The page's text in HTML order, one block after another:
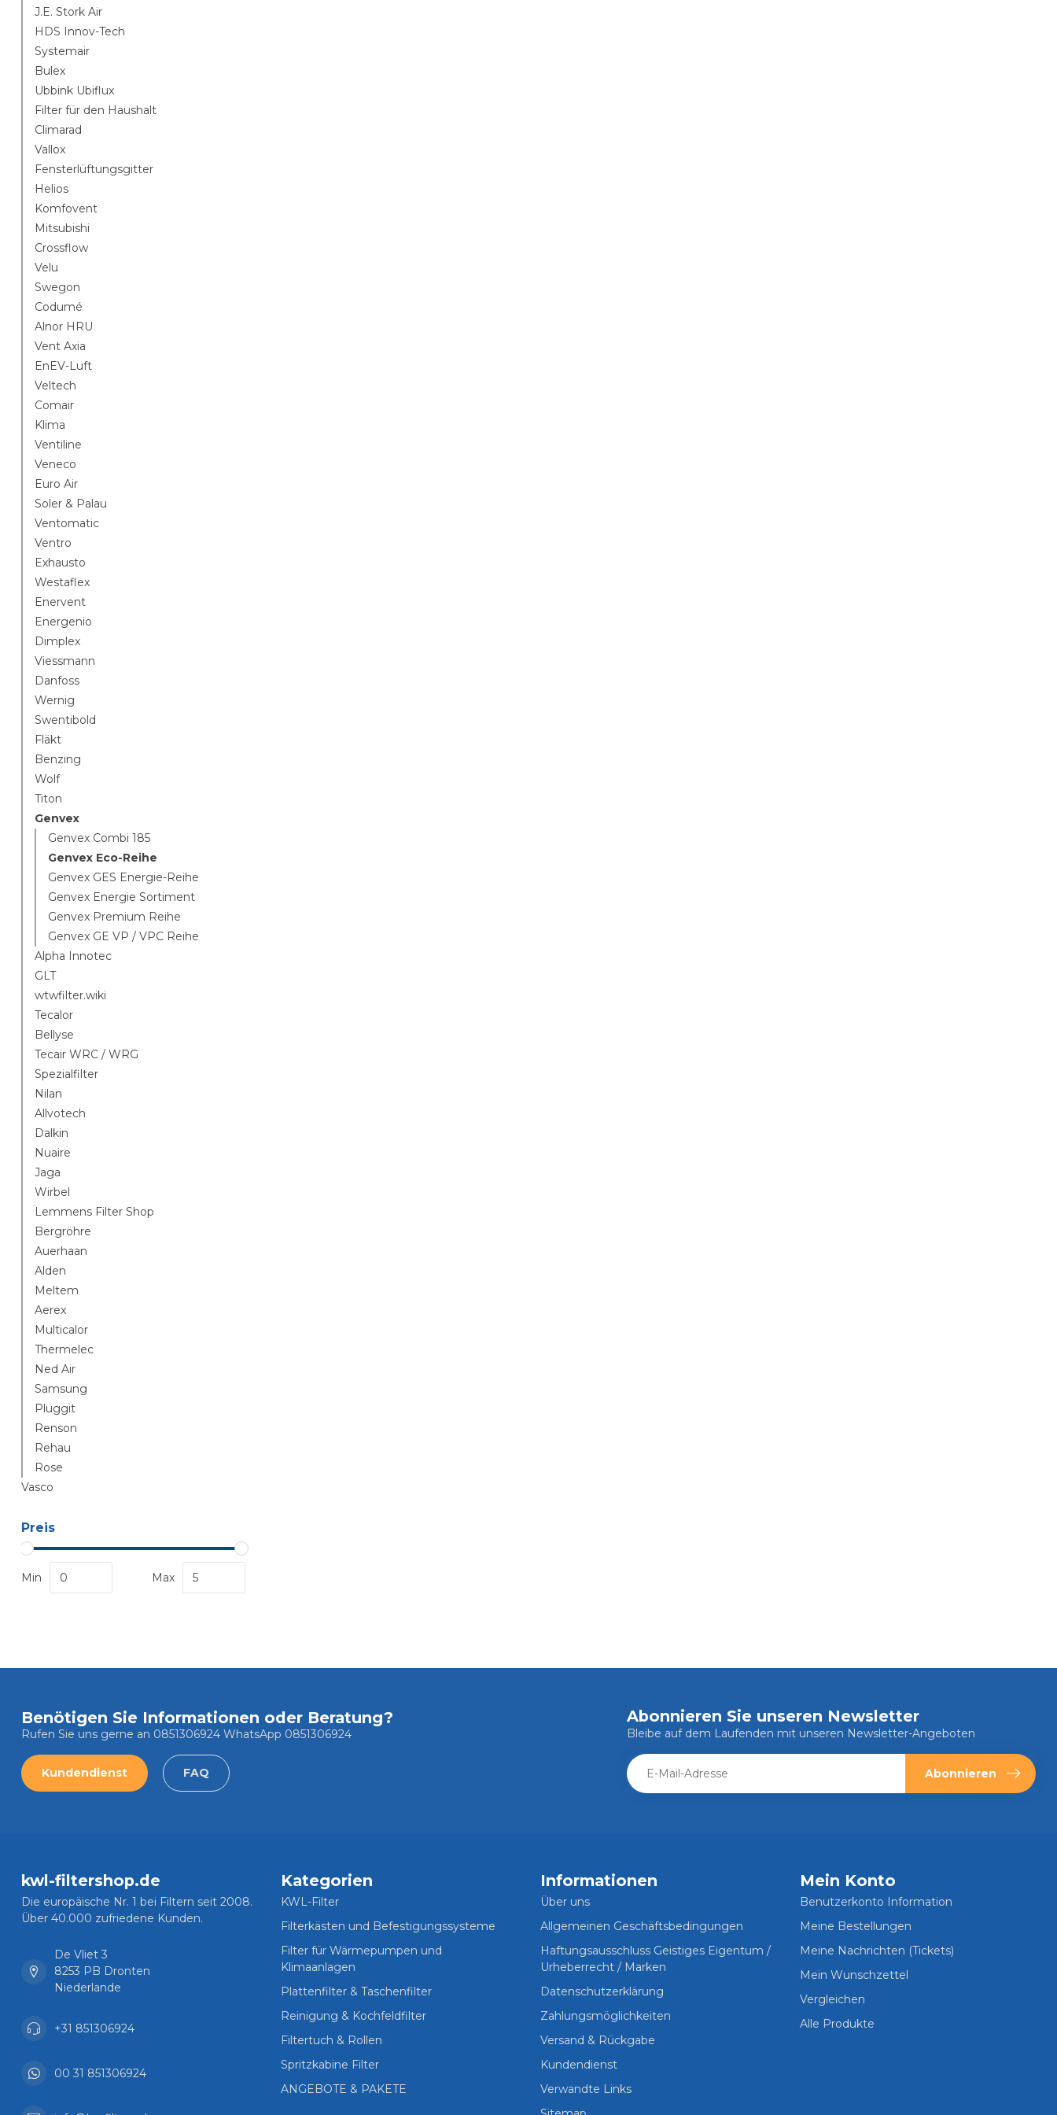
J.E. Stork Air
HDS Innov-Tech
Systemair
Bulex
Ubbink Ubiflux
Filter für den Haushalt
Climarad
Vallox
Fensterlüftungsgitter
Helios
Komfovent
Mitsubishi
Crossflow
Velu
Swegon
Codumé
Alnor HRU
Vent Axia
EnEV-Luft
Veltech
Comair
Klima
Ventiline
Veneco
Euro Air
Soler & Palau
Ventomatic
Ventro
Exhausto
Westaflex
Enervent
Energenio
Dimplex
Viessmann
Danfoss
Wernig
Swentibold
Fläkt
Benzing
Wolf
Titon
Genvex
Genvex Combi 185
Genvex Eco-Reihe
Genvex GES Energie-Reihe
Genvex Energie Sortiment
Genvex Premium Reihe
Genvex GE VP / VPC Reihe
Alpha Innotec
GLT
wtwfilter.wiki
Tecalor
Bellyse
Tecair WRC / WRG
Spezialfilter
Nilan
Allvotech
Dalkin
Nuaire
Jaga
Wirbel
Lemmens Filter Shop
Bergröhre
Auerhaan
Alden
Meltem
Aerex
Multicalor
Thermelec
Ned Air
Samsung
Pluggit
Renson
Rehau
Rose
Vasco
Preis
Min Max
Benötigen Sie Informationen oder Beratung?
Rufen Sie uns gerne an 0851306924 WhatsApp 0851306924
Kundendienst FAQ
Abonnieren Sie unseren Newsletter
Bleibe auf dem Laufenden mit unseren Newsletter-Angeboten
Abonnieren
kwl-filtershop.de
Die europäische Nr. 1 bei Filtern seit 2008.
Über 40.000 zufriedene Kunden.
De Vliet 3
8253 PB Dronten
Niederlande
+31 851306924
00 31 851306924
Kategorien
KWL-Filter
Filterkästen und Befestigungssysteme
Filter für Wärmepumpen und
Klimaanlagen
Plattenfilter & Taschenfilter
Reinigung & Kochfeldfilter
Filtertuch & Rollen
Spritzkabine Filter
ANGEBOTE & PAKETE
Informationen
Über uns
Allgemeinen Geschäftsbedingungen
Haftungsausschluss Geistiges Eigentum /
Urheberrecht / Marken
Datenschutzerklärung
Zahlungsmöglichkeiten
Versand & Rückgabe
Kundendienst
Verwandte Links
Mein Konto
Benutzerkonto Information
Meine Bestellungen
Meine Nachrichten (Tickets)
Mein Wunschzettel
Vergleichen
Alle Produkte